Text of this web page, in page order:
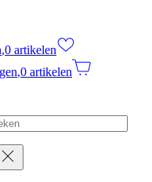
,0 artikelen
,0 artikelen